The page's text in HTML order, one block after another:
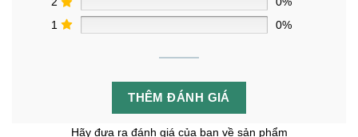
1
0%
THÊM ĐÁNH GIÁ
Hãy đưa ra đánh giá của bạn về sản phẩm